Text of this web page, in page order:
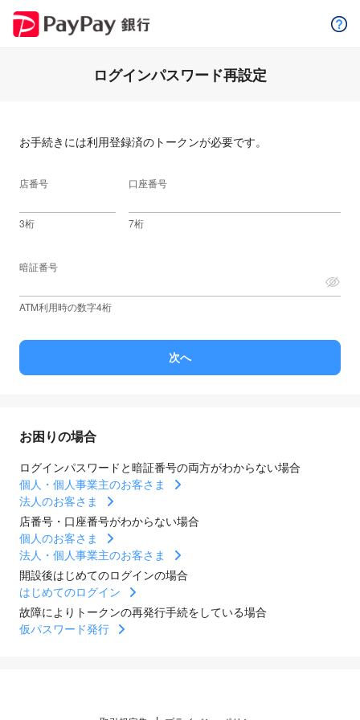
ログインパスワード再設定
お手続きには利用登録済のトークンが必要です。
店番号
3桁
口座番号
7桁
暗証番号
ATM利用時の数字4桁
お困りの場合
ログインパスワードと暗証番号の両方がわからない場合
個人・個人事業主のお客さま
法人のお客さま
店番号・口座番号がわからない場合
個人のお客さま
法人・個人事業主のお客さま
開設後はじめてのログインの場合
はじめてのログイン
故障によりトークンの再発行手続をしている場合
仮パスワード発行